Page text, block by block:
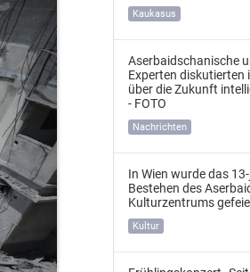
Kaukasus
Aserbaidschanische
Experten diskutierten
über die Zukunft
- FOTO
Nachrichten
In Wien wurde das
Bestehen des
Kulturzentrums
Kultur